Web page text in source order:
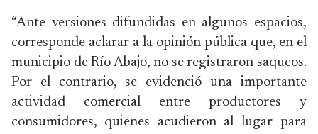
“Ante versiones difundidas en algunos espacios,
corresponde aclarar a la opinión pública que, en el
municipio de Río Abajo, no se registraron saqueos.
Por el contrario, se evidenció una importante
actividad comercial entre productores y
consumidores, quienes acudieron al lugar para